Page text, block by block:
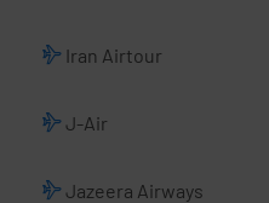
Iran Airtour
J-Air
Jazeera Airways